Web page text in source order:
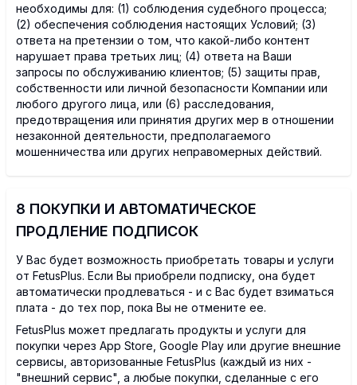
необходимы для: (1) соблюдения судебного процесса;
(2) обеспечения соблюдения настоящих Условий; (3)
ответа на претензии о том, что какой-либо контент
нарушает права третьих лиц; (4) ответа на Ваши
запросы по обслуживанию клиентов; (5) защиты прав,
собственности или личной безопасности Компании или
любого другого лица, или (6) расследования,
предотвращения или принятия других мер в отношении
незаконной деятельности, предполагаемого
мошенничества или других неправомерных действий.
8 ПОКУПКИ И АВТОМАТИЧЕСКОЕ
ПРОДЛЕНИЕ ПОДПИСОК
У Вас будет возможность приобретать товары и услуги
от FetusPlus. Если Вы приобрели подписку, она будет
автоматически продлеваться - и с Вас будет взиматься
плата - до тех пор, пока Вы не отмените ее.
FetusPlus может предлагать продукты и услуги для
покупки через App Store, Google Play или другие внешние
сервисы, авторизованные FetusPlus (каждый из них -
"внешний сервис", а любые покупки, сделанные с его